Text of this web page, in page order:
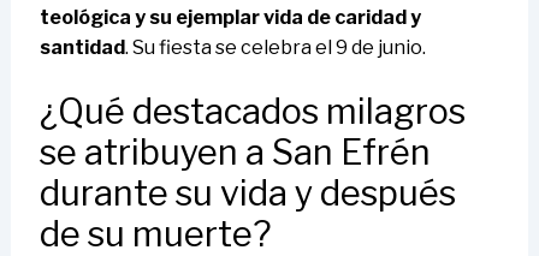
teológica y su ejemplar vida de caridad y
santidad. Su fiesta se celebra el 9 de junio.
¿Qué destacados milagros
se atribuyen a San Efrén
durante su vida y después
de su muerte?